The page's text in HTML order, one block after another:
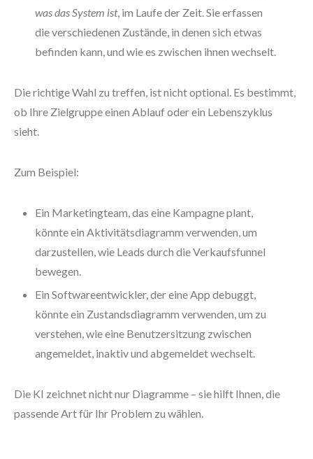
was das System ist, im Laufe der Zeit. Sie erfassen
die verschiedenen Zustände, in denen sich etwas
befinden kann, und wie es zwischen ihnen wechselt.
Die richtige Wahl zu treffen, ist nicht optional. Es bestimmt,
ob Ihre Zielgruppe einen Ablauf oder ein Lebenszyklus
sieht.
Zum Beispiel:
Ein Marketingteam, das eine Kampagne plant,
könnte ein Aktivitätsdiagramm verwenden, um
darzustellen, wie Leads durch die Verkaufsfunnel
bewegen.
Ein Softwareentwickler, der eine App debuggt,
könnte ein Zustandsdiagramm verwenden, um zu
verstehen, wie eine Benutzersitzung zwischen
angemeldet, inaktiv und abgemeldet wechselt.
Die KI zeichnet nicht nur Diagramme – sie hilft Ihnen, die
passende Art für Ihr Problem zu wählen.